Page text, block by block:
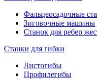
Фальцеосадочные
Зиговочные машины
Станок для ребер
Станки для гибки
Листогибы
Профилегибы